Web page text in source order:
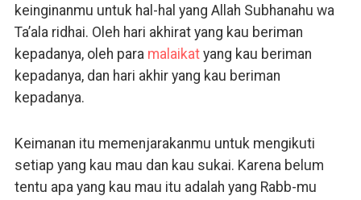
keinginanmu untuk hal-hal yang Allah Subhanahu wa
Ta’ala ridhai. Oleh hari akhirat yang kau beriman
kepadanya, oleh para malaikatyang kau beriman
kepadanya, dan hari akhir yang kau beriman
kepadanya.
Keimanan itu memenjarakanmu untuk mengikuti
setiap yang kau mau dan kau sukai. Karena belum
tentu apa yang kau mau itu adalah yang Rabb-mu